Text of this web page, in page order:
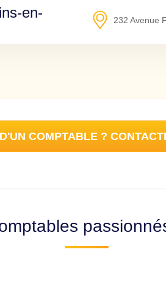
en-
232 Avenue
COMPTABLE ?